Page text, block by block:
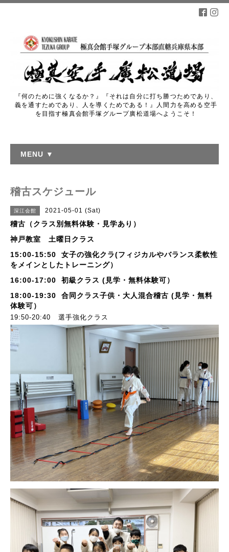
『何のために強くなるか？』『それは自分に打ち勝つためであり、
義を通すためであり、人を導くためである！』人間力を高める空手
を目指す極真会館手塚グループ廣松道場へようこそ！
MENU ▼
稽古スケジュール
深江会館 2021-05-01 (Sat)
稽古（クラス別無料体験・見学あり）
神戸教室 土曜日クラス
15:00-15:50 女子の強化クラ(フィジカルやバランス柔軟性
をメインとしたトレーニング）
16:00-17:00 初級クラス (見学・無料体験可）
18:00-19:30 合同クラス子供・大人混合稽古 (見学・無料
体験可）
19:50-20:40 選手強化クラス